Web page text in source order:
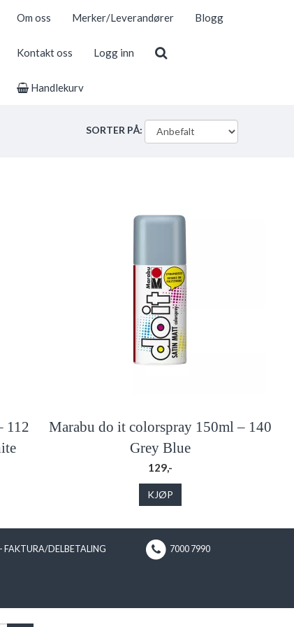
Om oss Merker/Leverandører Blogg
Kontakt oss Logg inn
Handlekurv
SORTER PÅ:
112
Marabu do it colorspray 150ml – 140
Grey Blue
129,-
KJØP
FAKTURA/DELBETALING 7000 7990